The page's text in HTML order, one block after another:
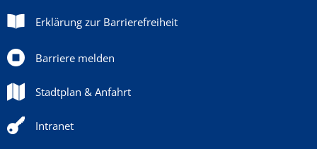
Erklärung zur Barrierefreiheit
Barriere melden
Stadtplan & Anfahrt
Intranet